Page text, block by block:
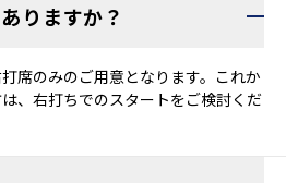
りますか？
席のみのご用意となります。これか
、右打ちでのスタートをご検討くだ